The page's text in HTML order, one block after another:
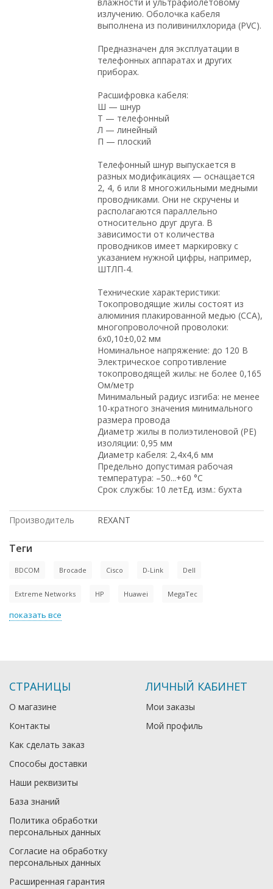
излучению. Оболочка кабеля
выполнена из поливинилхлорида (PVC).
Предназначен для эксплуатации в
телефонных аппаратах и других
приборах.
Расшифровка кабеля:
Ш — шнур
Т — телефонный
Л — линейный
П — плоский
Телефонный шнур выпускается в
разных модификациях — оснащается
2, 4, 6 или 8 многожильными медными
проводниками. Они не скручены и
располагаются параллельно
относительно друг друга. В
зависимости от количества
проводников имеет маркировку с
указанием нужной цифры, например,
ШТЛП-4.
Технические характеристики:
Токопроводящие жилы состоят из
алюминия плакированной медью (CCA),
многопроволочной проволоки:
6х0,10±0,02 мм
Номинальное напряжение: до 120 В
Электрическое сопротивление
токопроводящей жилы: не более 0,165
Ом/метр
Минимальный радиус изгиба: не менее
10-кратного значения минимального
размера провода
Диаметр жилы в полиэтиленовой (PE)
изоляции: 0,95 мм
Диаметр кабеля: 2,4х4,6 мм
Предельно допустимая рабочая
температура: –50...+60 °С
Срок службы: 10 летЕд. изм.: бухта
Производитель REXANT
Теги
BDCOM Brocade Cisco D-Link Dell
Extreme Networks HP Huawei MegaTec
показать все
СТРАНИЦЫ
О магазине
Контакты
Как сделать заказ
Способы доставки
Наши реквизиты
База знаний
Политика обработки
персональных данных
Согласие на обработку
персональных данных
Расширенная гарантия
ЛИЧНЫЙ КАБИНЕТ
Мои заказы
Мой профиль